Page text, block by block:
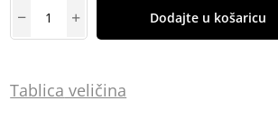
Dodajte u košaricu
Tablica veličina